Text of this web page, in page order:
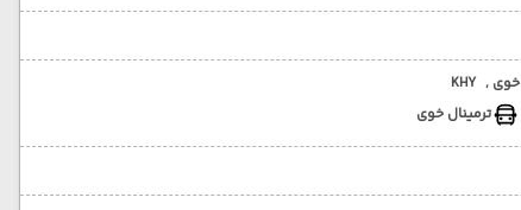
خوی , KHY
ترمینال خوی